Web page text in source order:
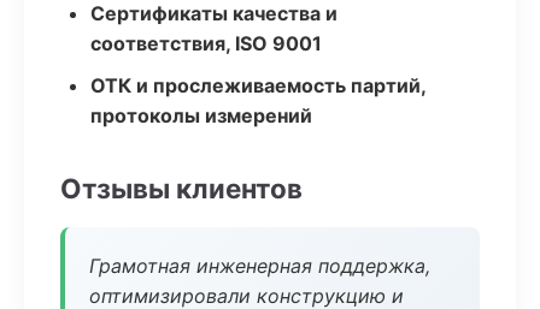
Сертификаты качества и
соответствия, ISO 9001
ОТК и прослеживаемость партий,
протоколы измерений
Отзывы клиентов
Грамотная инженерная поддержка,
оптимизировали конструкцию и